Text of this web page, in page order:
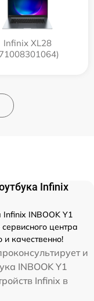
Infinix XL28
Infinix
INBOOK Y1
центра
качественно!
и
INBOOK Y1
Infinix в